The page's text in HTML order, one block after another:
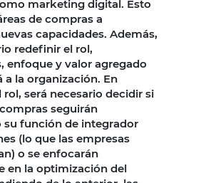
marketing digital. Esto
de compras a
capacidades. Además,
redefinir el rol,
enfoque y valor agregado
a la organización. En
será necesario decidir si
seguirán
su función de integrador
(lo que las empresas
o se enfocarán
en la optimización del